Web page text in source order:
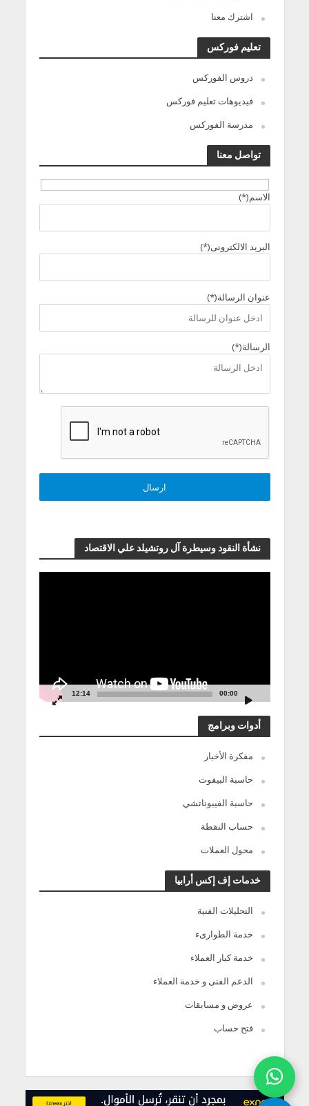
اشترك معنا
تعليم فوركس
دروس الفوركس
فيديوهات تعليم فوركس
مدرسة الفوركس
تواصل معنا
الاسم(*)
البريد الالكترونى(*)
عنوان الرسالة(*)
الرسالة(*)
نشأة النقود وسيطرة آل روتشيلد علي الاقتصاد
00:00
12:14
أدوات وبرامج
مفكرة الأخبار
حاسبة البيفوت
حاسبة الفيبوناتشي
حساب النقطة
محول العملات
خدمات إف إكس أرابيا
التحليلات الفنية
خدمة الطوارىء
خدمة كبار العملاء
الدعم الفنى و خدمة العملاء
عروض و مسابقات
فتح حساب